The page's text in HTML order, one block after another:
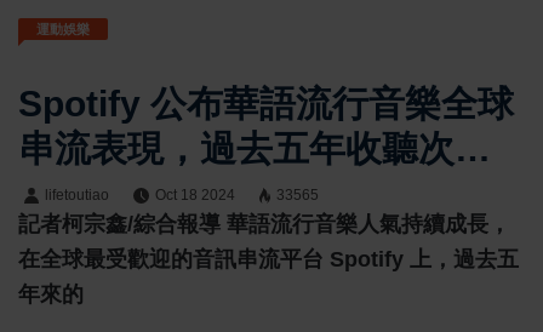
運動娛樂
Spotify 公布華語流行音樂全球
串流表現，過去五年收聽次數
成長達四倍
lifetoutiao Oct 18 2024 33565
記者柯宗鑫/綜合報導 華語流行音樂人氣持續成長，
在全球最受歡迎的音訊串流平台 Spotify 上，過去五
年來的